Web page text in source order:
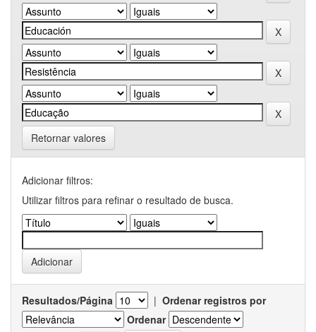
Retornar valores
Adicionar filtros:
Utilizar filtros para refinar o resultado de busca.
Resultados/Página | Ordenar registros por
Ordenar